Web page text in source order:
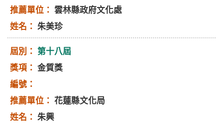
雲林縣政府文化處
朱美珍
第十八屆
金質獎
花蓮縣文化局
朱興